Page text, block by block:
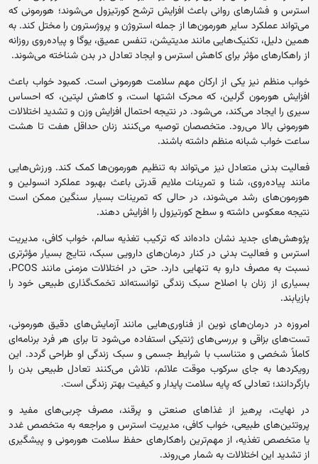
استرس و فشارهای روانی باعث افزایش ترشح کورتیزول می‌شوند؛ هورمونی که
می‌تواند عملکرد سایر هورمون‌ها از جمله استروژن و پروژسترون را مختل کند. به
همین دلیل، تکنیک‌هایی مانند مدیتیشن، تنفس عمیق، یوگا و پیاده‌روی روزانه
از راهکارهای مؤثر برای کاهش استرس و ایجاد تعادل در بدن شناخته می‌شوند.
خواب منظم نیز یکی از ارکان مهم سلامت هورمونی است. کمبود خواب باعث
افزایش هورمون گرلین، که محرک اشتها است، و کاهش لپتین، که احساس
سیری را ایجاد می‌کند، می‌شود. در نتیجه احتمال افزایش وزن و تشدید اختلالات
هورمونی بالا می‌رود. متخصصان توصیه می‌کنند زنان حداقل هفت تا هشت
ساعت خواب شبانه منظم داشته باشند.
فعالیت بدنی متعادل نیز می‌تواند به تنظیم هورمون‌ها کمک کند. ورزش‌هایی
مانند پیاده‌روی، شنا و تمرینات ملایم قدرتی باعث بهبود عملکرد انسولین و
هورمون‌های رشد می‌شوند، در حالی که تمرینات بسیار سنگین ممکن است
نتیجه معکوس داشته و سطح کورتیزول را افزایش دهند.
پژوهش‌های جدید نشان داده‌اند که ترکیب تغذیه سالم، خواب کافی، مدیریت
استرس و فعالیت بدنی در کنار درمان‌های دارویی سبک، نتایج بسیار مؤثرتری
نسبت به مصرف دارو به تنهایی دارد. حتی در اختلالات مزمنی مانند PCOS،
بسیاری از زنان با اصلاح سبک زندگی توانسته‌اند تخمک‌گذاری طبیعی خود را
بازیابند.
امروزه در درمان‌های نوین از فناوری‌هایی مانند آزمایش‌های دقیق هورمونی،
تست‌های بزاقی و بررسی‌های ژنتیکی استفاده می‌شود تا برای هر فرد برنامه‌ای
کاملاً شخصی و متناسب با شرایط جسمی و سبک زندگی او طراحی گردد. این
رویکردها به جای سرکوب موقت علائم، تلاش می‌کنند تعادل طبیعی بدن را
بازگردانند؛ تعادلی که پایه سلامت پایدار و کیفیت بهتر زندگی است.
در نهایت، پرهیز از غذاهای صنعتی و پرقند، مصرف چربی‌های مفید و
پروتئین‌های طبیعی، خواب کافی، مدیریت استرس و مراجعه به متخصص غدد
یا متخصص تغذیه، از مهم‌ترین راهکارهای حفظ سلامت هورمونی و پیشگیری
از تشدید این اختلالات به شمار می‌روند.